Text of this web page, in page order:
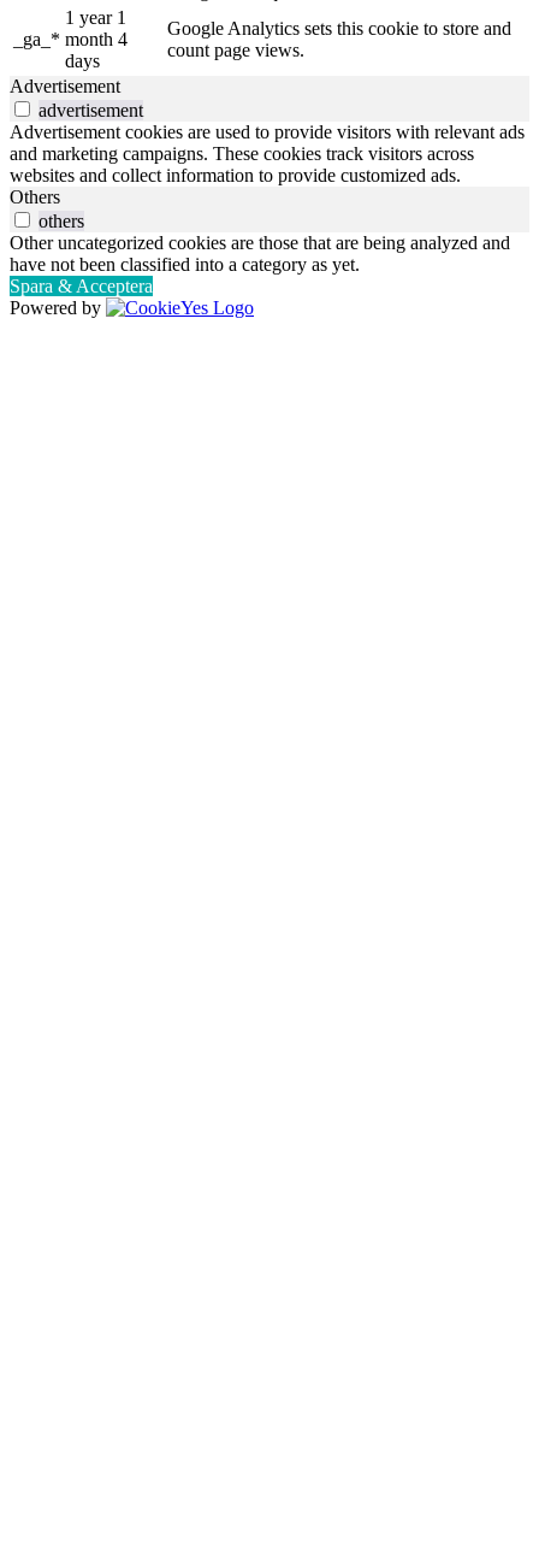
_ga_*
1 year 1
month 4
days
Google Analytics sets this cookie to store and
count page views.
Advertisement
advertisement
Advertisement cookies are used to provide visitors with relevant ads
and marketing campaigns. These cookies track visitors across
websites and collect information to provide customized ads.
Others
others
Other uncategorized cookies are those that are being analyzed and
have not been classified into a category as yet.
Spara & Acceptera
Powered by